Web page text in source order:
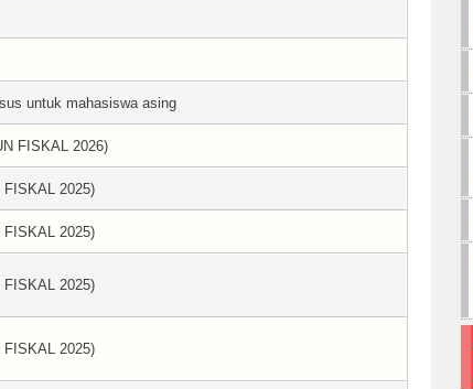
untuk mahasiswa asing
FISKAL 2026)
FISKAL 2025)
FISKAL 2025)
FISKAL 2025)
FISKAL 2025)